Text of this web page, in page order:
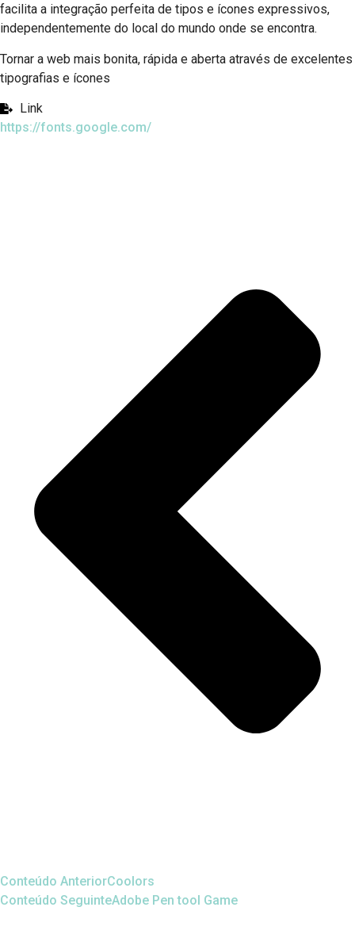
facilita a integração perfeita de tipos e ícones expressivos,
independentemente do local do mundo onde se encontra.
Tornar a web mais bonita, rápida e aberta através de excelentes
tipografias e ícones
Link
https://fonts.google.com/
Conteúdo AnteriorCoolors
Conteúdo SeguinteAdobe Pen tool Game